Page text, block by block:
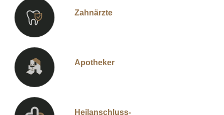
Zahnärzte
Apotheker
Heilanschluss-